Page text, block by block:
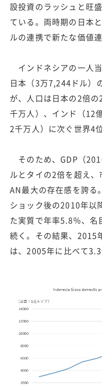
設投資のラッシュと旺
ている。両時期の日本
ルの連携で新たな価値
インドネシアの一人
日本（3万7,244ドル）
が、人口は日本の2倍
千万人）、インド（12
2千万人）に次ぐ世界4位
そのため、GDP（
ルとタイの2倍を超え
AN最大の存在感を誇る
ショック後の2010年以
た実質で年率5.8％、
続く。その結果、2015
は、2005年に比べて3.3